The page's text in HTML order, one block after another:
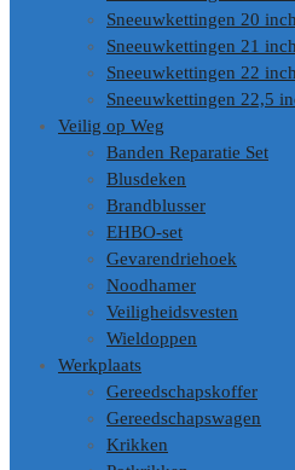
Sneeuwkettingen 20 inch
Sneeuwkettingen 21 inch
Sneeuwkettingen 22 inch
Sneeuwkettingen 22,5
Veilig op Weg
Banden Reparatie Set
Blusdeken
Brandblusser
EHBO-set
Gevarendriehoek
Noodhamer
Veiligheidsvesten
Wieldoppen
Werkplaats
Gereedschapskoffer
Gereedschapswagen
Krikken